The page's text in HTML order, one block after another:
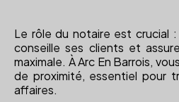
Le rôle du notaire est crucial
conseille ses clients et
maximale. À Arc En Barrois,
de proximité, essentiel pour
affaires.